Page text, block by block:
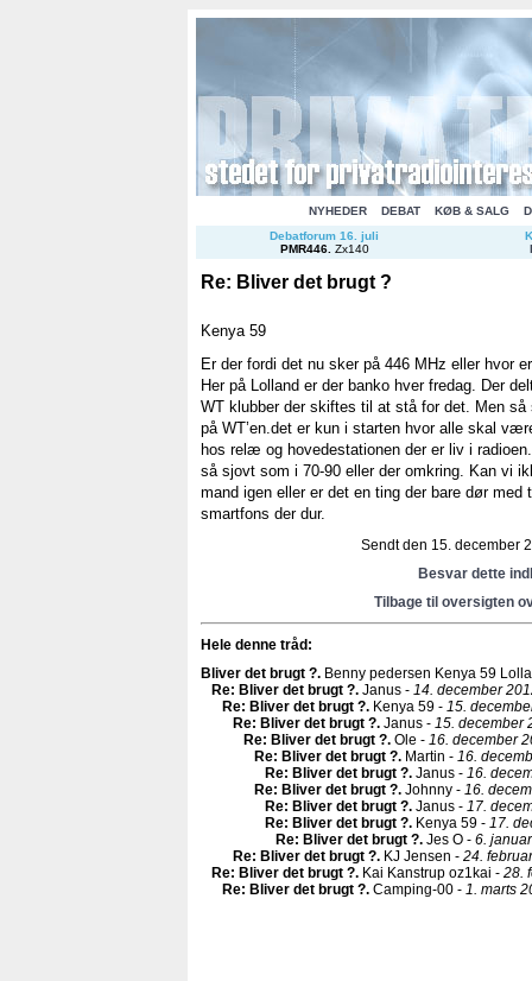
NYHEDER DEBAT KØB & SALG
Debatforum 16. juli
PMR446. Zx140
Re: Bliver det brugt ?
Kenya 59
Er der fordi det nu sker på 446 MHz eller hvor
Her på Lolland er der banko hver fredag. Der
WT klubber der skiftes til at stå for det. Men
på WT’en.det er kun i starten hvor alle skal
hos relæ og hovedestationen der er liv i
så sjovt som i 70-90 eller der omkring. Kan vi
mand igen eller er det en ting der bare dør med
smartfons der dur.
Sendt den 15. december
Besvar dette
Tilbage til oversigten
Hele denne tråd:
Bliver det brugt ?. Benny pedersen Kenya 59
Re: Bliver det brugt ?. Janus - 14. december
Re: Bliver det brugt ?. Kenya 59 - 15.
Re: Bliver det brugt ?. Janus - 15. december
Re: Bliver det brugt ?. Ole - 16. december
Re: Bliver det brugt ?. Martin - 16.
Re: Bliver det brugt ?. Janus - 16.
Re: Bliver det brugt ?. Johnny - 16.
Re: Bliver det brugt ?. Janus - 17.
Re: Bliver det brugt ?. Kenya 59 - 17.
Re: Bliver det brugt ?. Jes O - 6.
Re: Bliver det brugt ?. KJ Jensen - 24.
Re: Bliver det brugt ?. Kai Kanstrup oz1kai - 28.
Re: Bliver det brugt ?. Camping-00 - 1. marts